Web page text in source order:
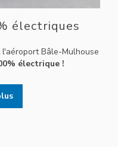
électriques
Bâle-Mulhouse
électrique !